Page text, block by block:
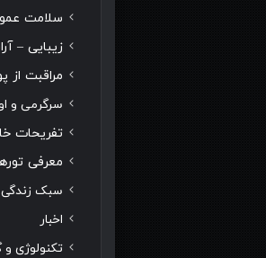
سلامت
زیبایی –
مراقبت
سرگرمی و
تفریحات
معرفی
سبک زندگی
اخبار
تکنولوژی